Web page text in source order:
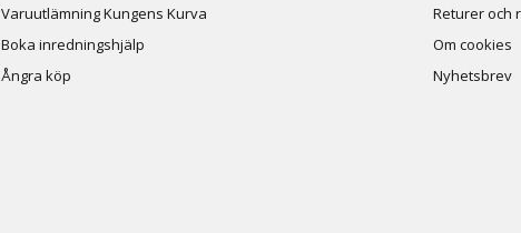
Varuutlämning Kungens Kurva
Boka inredningshjälp
Ångra köp
Returer och
Om cookies
Nyhetsbrev